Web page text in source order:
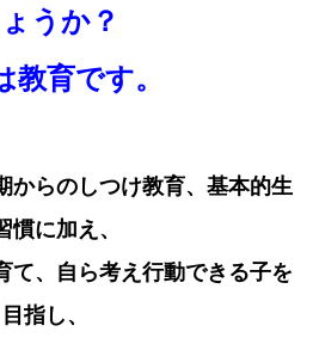
うか？
教育です。
からのしつけ教育、基本的生
慣に加え、
、自ら考え行動できる子を
目指し、